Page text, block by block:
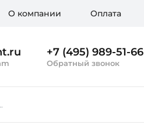
О компании Оплата
+7 (495) 989-51-66
Обратный звонок